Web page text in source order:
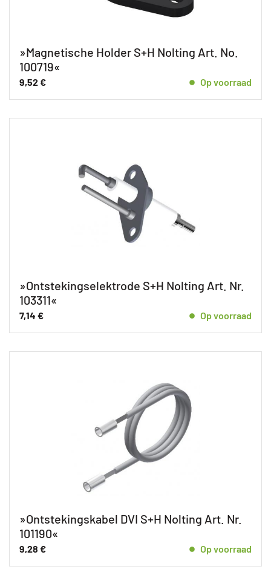
»Magnetische Holder S+H Nolting Art. No.
100719«
9,52€ Op voorraad
»Ontstekingselektrode S+H Nolting Art. Nr.
103311«
7,14 € Op voorraad
»Ontstekingskabel DVI S+H Nolting Art. Nr.
101190«
9,28 € Op voorraad